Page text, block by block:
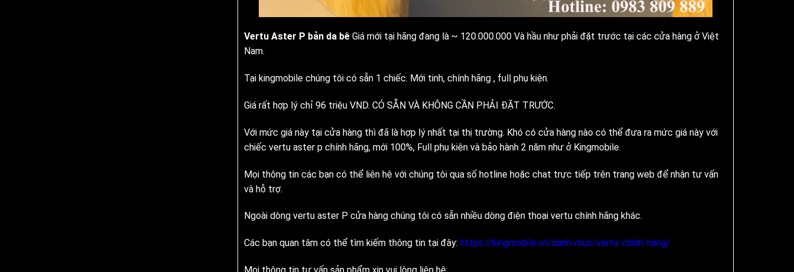
Vertu Aster P bản da bê Giá mới tại hãng đang là ~ 120.000.000 Và hầu như phải đặt trước tại các cửa hàng ở Việt
Nam.
Tại kingmobile chúng tôi có sẵn 1 chiếc. Mới tinh, chính hãng , full phụ kiện.
Giá rất hợp lý chỉ 96 triệu VND. CÓ SẴN VÀ KHÔNG CẦN PHẢI ĐẶT TRƯỚC.
Với mức giá này tại cửa hàng thì đã là hợp lý nhất tại thị trường. Khó có cửa hàng nào có thể đưa ra mức giá này với
chiếc vertu aster p chính hãng, mới 100%, Full phụ kiện và bảo hành 2 năm như ở Kingmobile.
Mọi thông tin các bạn có thể liên hệ với chúng tôi qua số hotline hoặc chat trực tiếp trên trang web để nhận tư vấn
và hỗ trợ.
Ngoài dòng vertu aster P cửa hàng chúng tôi có sẵn nhiều dòng điện thoại vertu chính hãng khác.
Các bạn quan tâm có thể tìm kiếm thông tin tại đây: https://kingmobile.vn/danh-muc/vertu-chinh-hang/